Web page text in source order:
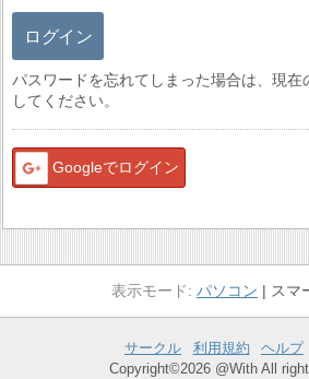
ログイン
パスワードを忘れてしまった場合は、現在
してください。
Googleでログイン
パソコン スマ
サークル 利用規約 ヘルプ
Copyright©2026 @With All